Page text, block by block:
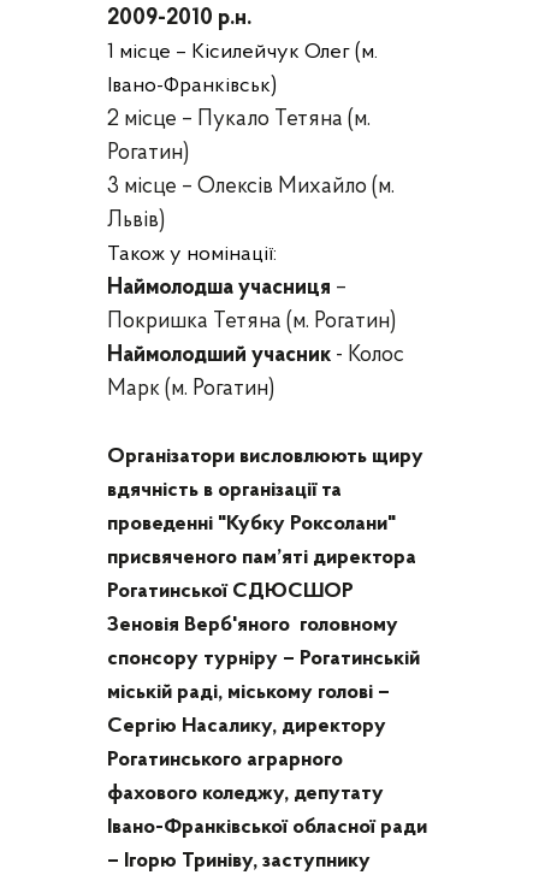
2009-2010 р.н.
1 місце – Кісилейчук Олег (м.
Івано-Франківськ)
2 місце – Пукало Тетяна (м.
Рогатин)
3 місце – Олексів Михайло (м.
Львів)
Також у номінації:
Наймолодшa учасниця –
Покришка Тетяна (м. Рогатин)
Наймолодший учасник - Колос
Марк (м. Рогатин)
Організатори висловлюють щиру
вдячність в організації та
проведенні "Кубку Роксолани"
присвяченого пам’яті директора
Рогатинської СДЮСШОР
Зеновія Верб'яного головному
спонсору турніру – Рогатинській
міській раді, міському голові –
Сергію Насалику, директору
Рогатинського аграрного
фахового коледжу, депутату
Івано-Франківської обласної ради
– Ігорю Триніву, заступнику